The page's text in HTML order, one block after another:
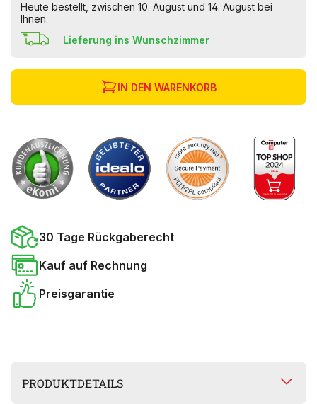
Heute bestellt, zwischen 10. August und 14. August bei
Ihnen.
Lieferung ins Wunschzimmer
IN DEN WARENKORB
30 Tage Rückgaberecht
Kauf auf Rechnung
Preisgarantie
PRODUKTDETAILS